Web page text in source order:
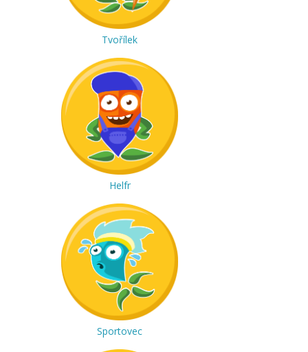
Tvořílek
Helfr
Sportovec